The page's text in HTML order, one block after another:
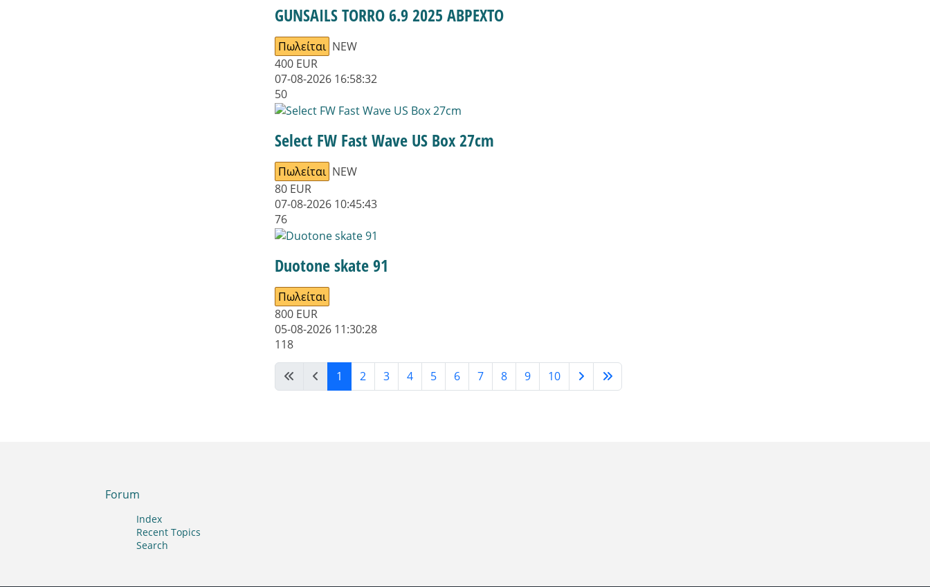
GUNSAILS TORRO 6.9 2025 ΑΒΡΕΧΤΟ
Πωλείται NEW
400 EUR
07-08-2026 16:58:32
50
Select FW Fast Wave US Box 27cm
Πωλείται NEW
80 EUR
07-08-2026 10:45:43
76
Duotone skate 91
Πωλείται
800 EUR
05-08-2026 11:30:28
118
1 2 3 4 5 6 7 8 9 10
Forum
Index
Recent Topics
Search